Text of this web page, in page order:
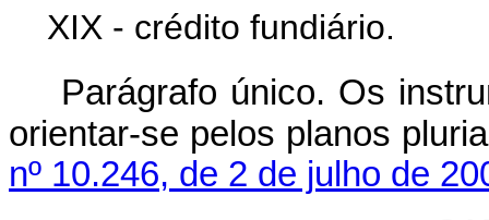
XIX - crédito fundiário.
Parágrafo único. Os
orientar-se pelos
nº 10.246, de 2 de julho de